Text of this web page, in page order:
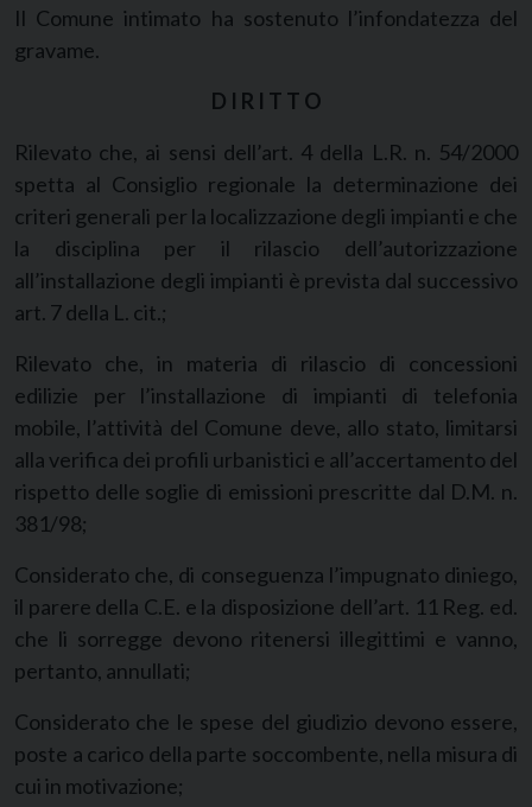
Il Comune intimato ha sostenuto l’infondatezza del
gravame.
D I R I T T O
Rilevato che, ai sensi dell’art. 4 della L.R. n. 54/2000
spetta al Consiglio regionale la determinazione dei
criteri generali per la localizzazione degli impianti e che
la disciplina per il rilascio dell’autorizzazione
all’installazione degli impianti è prevista dal successivo
art. 7 della L. cit.;
Rilevato che, in materia di rilascio di concessioni
edilizie per l’installazione di impianti di telefonia
mobile, l’attività del Comune deve, allo stato, limitarsi
alla verifica dei profili urbanistici e all’accertamento del
rispetto delle soglie di emissioni prescritte dal D.M. n.
381/98;
Considerato che, di conseguenza l’impugnato diniego,
il parere della C.E. e la disposizione dell’art. 11 Reg. ed.
che li sorregge devono ritenersi illegittimi e vanno,
pertanto, annullati;
Considerato che le spese del giudizio devono essere,
poste a carico della parte soccombente, nella misura di
cui in motivazione;